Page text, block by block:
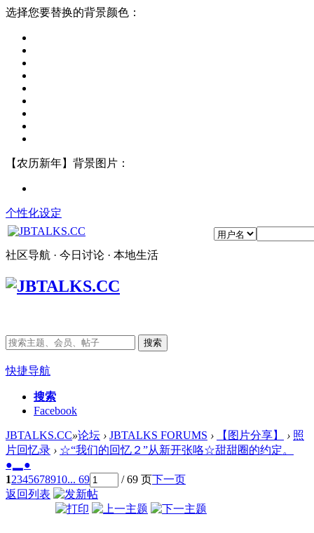
选择您要替换的背景颜色：
【农历新年】背景图片：
个性化设定
社区导航 · 今日讨论 · 本地生活
搜索
快捷导航
搜索
Facebook
JBTALKS.CC»论坛 › JBTALKS FORUMS › 【图片分享】 › 照
片回忆录 › ☆“我们的回忆２”从新开张咯☆甜甜圈的约定。
●▂●
12345678910... 69 / 69 页下一页
返回列表